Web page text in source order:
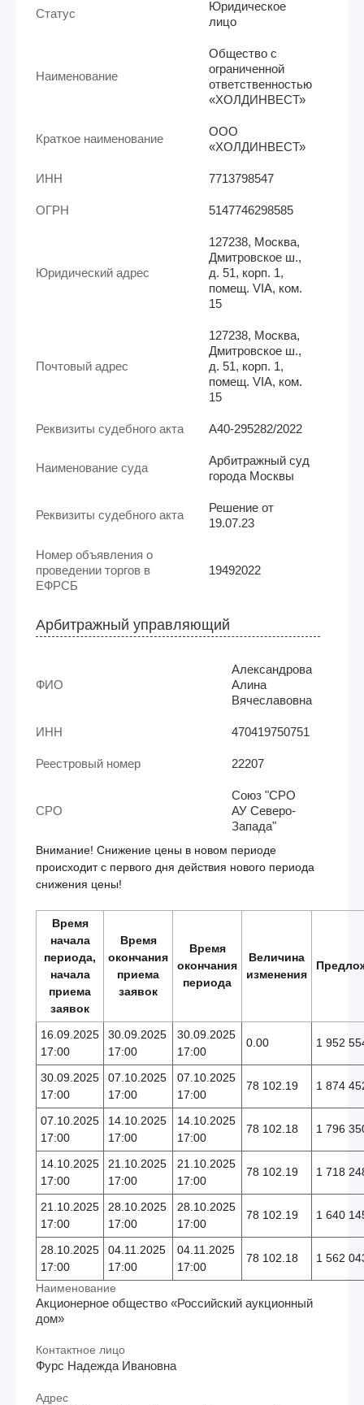
Статус
Юридическое
лицо
Наименование
Общество с
ограниченной
ответственностью
«ХОЛДИНВЕСТ»
Краткое наименование
ООО
«ХОЛДИНВЕСТ»
ИНН 7713798547
ОГРН 5147746298585
Юридический адрес
127238, Москва,
Дмитровское ш.,
д. 51, корп. 1,
помещ. VIA, ком.
15
Почтовый адрес
127238, Москва,
Дмитровское ш.,
д. 51, корп. 1,
помещ. VIA, ком.
15
Реквизиты судебного акта А40-295282/2022
Наименование суда
Арбитражный суд
города Москвы
Реквизиты судебного акта
Решение от
19.07.23
Номер объявления о
проведении торгов в
ЕФРСБ
19492022
Арбитражный управляющий
ФИО
Александрова
Алина
Вячеславовна
ИНН 470419750751
Реестровый номер 22207
СРО
Союз "СРО
АУ Северо-
Запада"
Внимание! Снижение цены в новом периоде
происходит с первого дня действия нового периода
снижения цены!
Время
начала
периода,
начала
приема
заявок
Время
окончания
приема
заявок
Время
окончания
периода
Величина
изменения
16.09.2025
17:00
30.09.2025
17:00
30.09.2025
17:00
0.00 1 952
30.09.2025
17:00
07.10.2025
17:00
07.10.2025
17:00
78 102.19 1 874
07.10.2025
17:00
14.10.2025
17:00
14.10.2025
17:00
78 102.18 1 796
14.10.2025
17:00
21.10.2025
17:00
21.10.2025
17:00
78 102.19 1 718
21.10.2025
17:00
28.10.2025
17:00
28.10.2025
17:00
78 102.19 1 640
28.10.2025
17:00
04.11.2025
17:00
04.11.2025
17:00
78 102.18 1 562
Наименование
Акционерное общество «Российский аукционный
дом»
Контактное лицо
Фурс Надежда Ивановна
Адрес